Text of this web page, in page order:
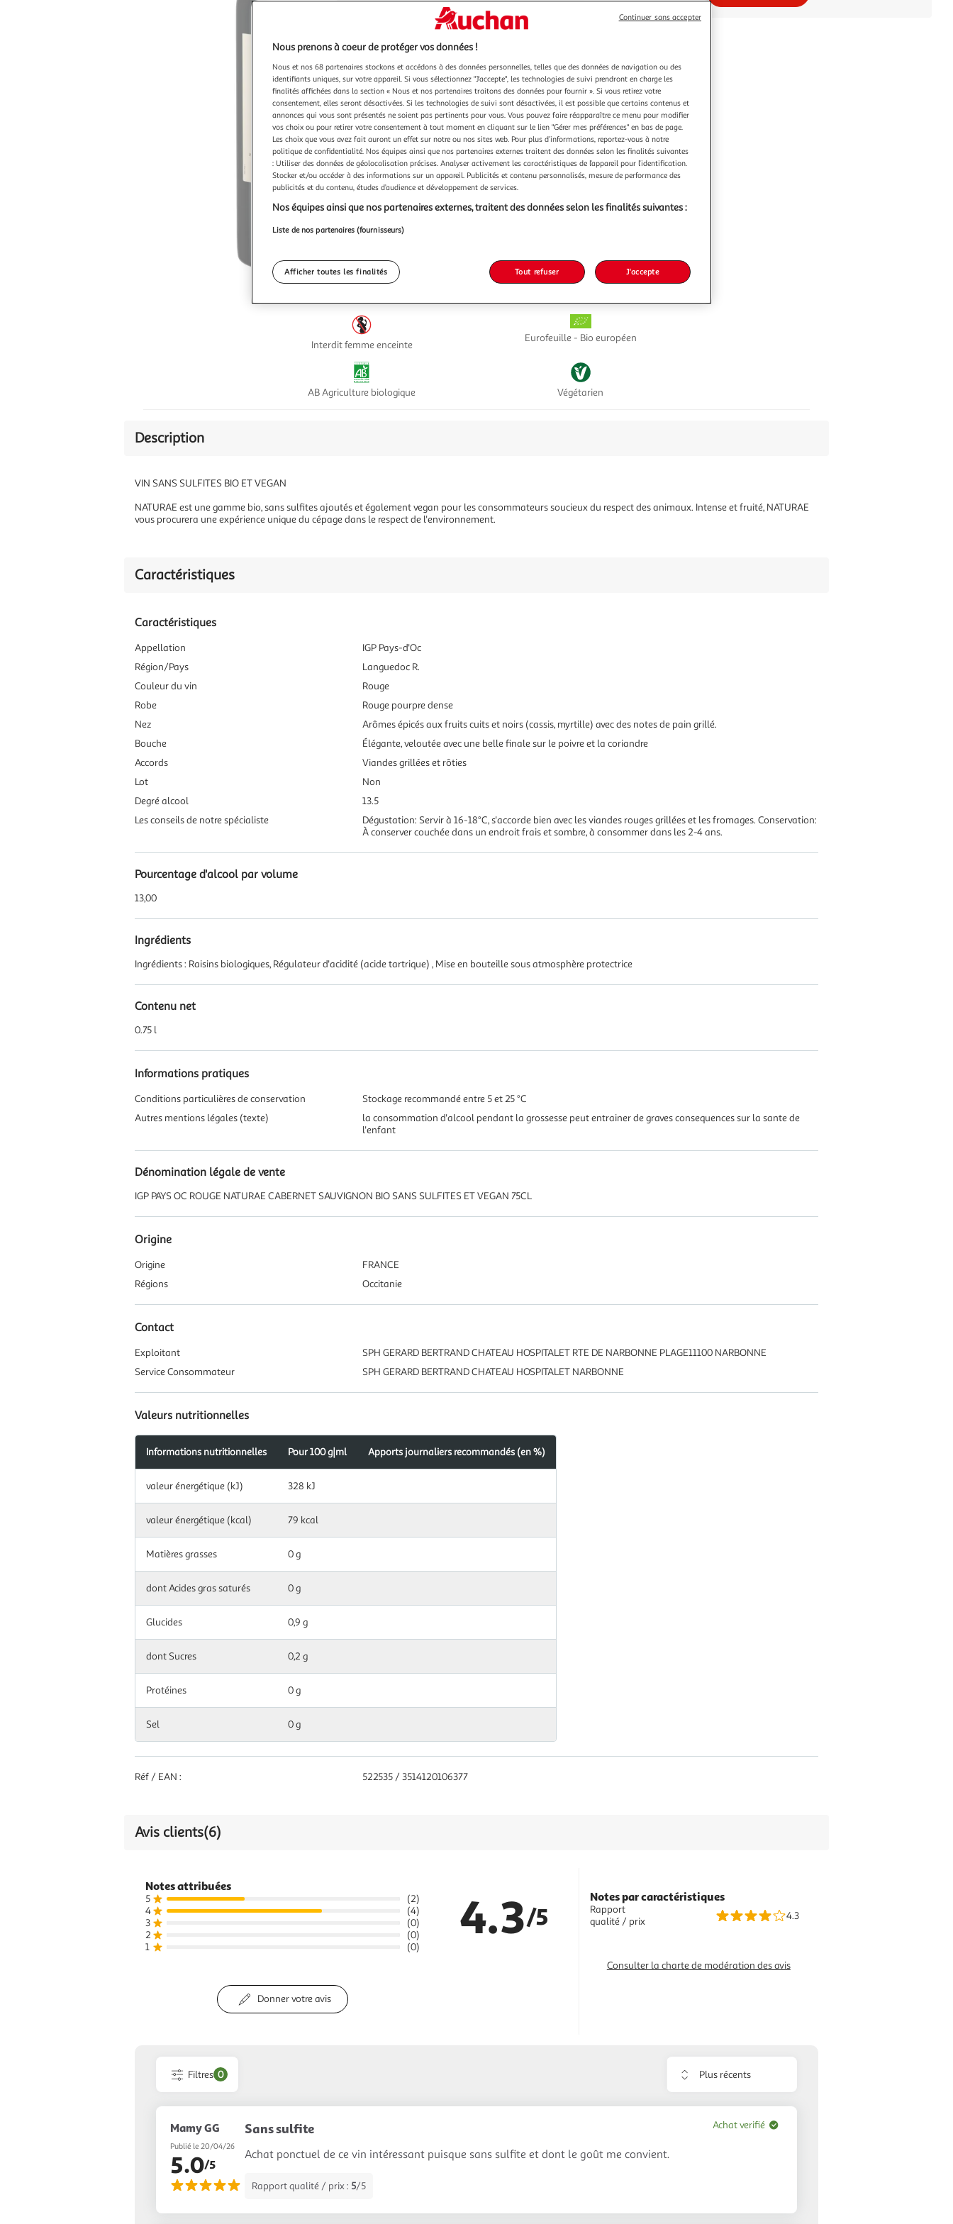
Interdit femme enceinte
Eurofeuille - Bio européen
AB Agriculture biologique Végétarien
Description
VIN SANS SULFITES BIO ET VEGAN
NATURAE est une gamme bio, sans sulfites ajoutés et également vegan pour les consommateurs soucieux du respect des animaux. Intense et fruité, NATURAE
vous procurera une expérience unique du cépage dans le respect de l'environnement.
Caractéristiques
Caractéristiques
Appellation
IGP Pays-d'Oc
Région/Pays
Languedoc R.
Couleur du vin
Rouge
Robe
Rouge pourpre dense
Nez
Arômes épicés aux fruits cuits et noirs (cassis, myrtille) avec des notes de pain grillé.
Bouche
Élégante, veloutée avec une belle finale sur le poivre et la coriandre
Accords
Viandes grillées et rôties
Lot
Non
Degré alcool
13.5
Les conseils de notre spécialiste
Dégustation: Servir à 16-18°C, s'accorde bien avec les viandes rouges grillées et les fromages. Conservation:
À conserver couchée dans un endroit frais et sombre, à consommer dans les 2-4 ans.
Pourcentage d'alcool par volume
13,00
Ingrédients
Ingrédients : Raisins biologiques, Régulateur d'acidité (acide tartrique) , Mise en bouteille sous atmosphère protectrice
Contenu net
0.75 l
Informations pratiques
Conditions particulières de conservation
Stockage recommandé entre 5 et 25 °C
Autres mentions légales (texte)
la consommation d'alcool pendant la grossesse peut entrainer de graves consequences sur la sante de
l'enfant
Dénomination légale de vente
IGP PAYS OC ROUGE NATURAE CABERNET SAUVIGNON BIO SANS SULFITES ET VEGAN 75CL
Origine
Origine
FRANCE
Régions
Occitanie
Contact
Exploitant
SPH GERARD BERTRAND CHATEAU HOSPITALET RTE DE NARBONNE PLAGE11100 NARBONNE
Service Consommateur
SPH GERARD BERTRAND CHATEAU HOSPITALET NARBONNE
Valeurs nutritionnelles
nutritionnelles
pour
g|ml
Informations nutritionnelles Pour 100 g|ml Apports journaliers recommandés (en %)
valeur énergétique (kJ) 328 kJ
valeur énergétique (kcal) 79 kcal
Matières grasses 0 g
dont Acides gras saturés 0 g
Glucides 0,9 g
dont Sucres 0,2 g
Protéines 0 g
Sel 0 g
Réf / EAN : 522535 / 3514120106377
Avis clients(6)
Notes attribuées
5
(2)
4
(4)
3
(0)
2
(0)
1
(0)
4.3/5
Donner votre avis
Notes par caractéristiques
Rapport
qualité / prix
4.3
Consulter la charte de modération des avis
Filtres 0
Trier
avis
Mamy GG
Publié le 20/04/26
5.0/5
Sans sulfite
Achat ponctuel de ce vin intéressant puisque sans sulfite et dont le goût me convient.
Rapport qualité / prix : 5/5
Achat verifié
Nous prenons à coeur de protéger vos données !
Nous et nos 68 partenaires stockons et accédons à des données personnelles, telles que des données de navigation ou des
identifiants uniques, sur votre appareil. Si vous sélectionnez "J'accepte", les technologies de suivi prendront en charge les
finalités affichées dans la section « Nous et nos partenaires traitons des données pour fournir ». Si vous retirez votre
consentement, elles seront désactivées. Si les technologies de suivi sont désactivées, il est possible que certains contenus et
annonces qui vous sont présentés ne soient pas pertinents pour vous. Vous pouvez faire réapparaître ce menu pour modifier
vos choix ou pour retirer votre consentement à tout moment en cliquant sur le lien "Gérer mes préférences" en bas de page.
Les choix que vous avez fait auront un effet sur notre ou nos sites web. Pour plus d’informations, reportez-vous à notre
politique de confidentialité. Nos équipes ainsi que nos partenaires externes traitent des données selon les finalités suivantes
: Utiliser des données de géolocalisation précises. Analyser activement les caractéristiques de l’appareil pour l’identification.
Stocker et/ou accéder à des informations sur un appareil. Publicités et contenu personnalisés, mesure de performance des
publicités et du contenu, études d’audience et développement de services.
Nos équipes ainsi que nos partenaires externes, traitent des données selon les finalités suivantes :
Liste de nos partenaires (fournisseurs)
Afficher toutes les finalités Tout refuser J'accepte
Continuer sans accepter